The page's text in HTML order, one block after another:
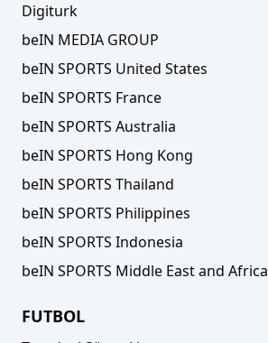
Digiturk
beIN MEDIA GROUP
beIN SPORTS United States
beIN SPORTS France
beIN SPORTS Australia
beIN SPORTS Hong Kong
beIN SPORTS Thailand
beIN SPORTS Philippines
beIN SPORTS Indonesia
beIN SPORTS Middle East and Africa
FUTBOL